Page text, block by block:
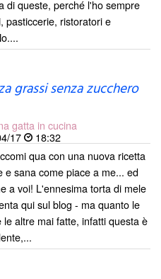
di queste, perché l'ho sempre
pasticcerie, ristoratori e
grassi senza zucchero
gatta in cucina
17
18:32
qua con una nuova ricetta
e sana come piace a me... ed
a voi! L'ennesima torta di mele
qui sul blog - ma quanto le
altre mai fatte, infatti questa è